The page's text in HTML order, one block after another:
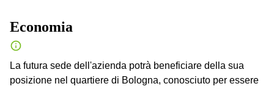
Economia
La futura sede dell'azienda potrà beneficiare della sua
posizione nel quartiere di Bologna, conosciuto per essere